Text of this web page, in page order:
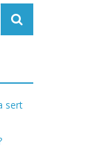
sert